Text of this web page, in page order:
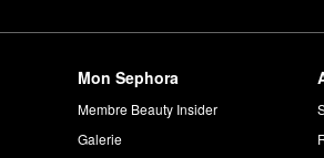
Mon Sephora
Membre Beauty Insider
Galerie